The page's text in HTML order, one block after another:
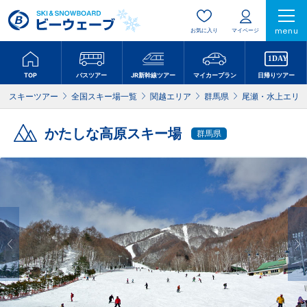
お気に入り マイページ menu
TOP バスツアー JR新幹線ツアー マイカープラン 日帰りツアー
スキーツアー 全国スキー場一覧 関越エリア 群馬県 尾瀬・水上エリア
かたしな高原スキー場 群馬県